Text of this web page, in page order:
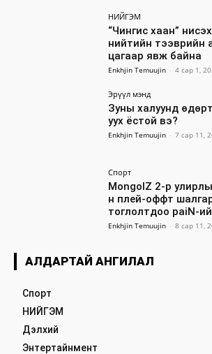
НИЙГЭМ
“Чингис хаан”
нийтийн тээврийн
цагаар явж байна
Enkhjin Temuujin - 4 сар 1,
Эрүүл мэнд
Зуны халуунд
уух ёстой вэ?
Enkhjin Temuujin - 7 сар 11,
Спорт
MongolZ 2-р
н плей-оффт
тоглолтдоо paiN-
Enkhjin Temuujin - 8 сар 11,
АЛДАРТАЙ АНГИЛАЛ
Спорт
НИЙГЭМ
Дэлхий
Энтертайнмент